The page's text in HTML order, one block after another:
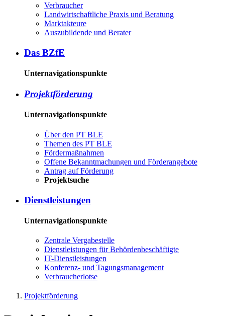
Ver­brau­cher
Land­wirtschaft­liche Pra­xis und Be­ra­tung
Mark­tak­teu­re
Aus­zu­bil­den­de und Be­ra­ter
Das BZ­fE
Unternavigationspunkte
Pro­jekt­för­de­rung
Unternavigationspunkte
Über den PT BLE
The­men des PT BLE
För­der­maß­nah­men
Of­fe­ne Be­kannt­ma­chun­gen und För­der­an­ge­bo­te
An­trag auf För­de­rung
Pro­jekt­su­che
Dienst­leis­tun­gen
Unternavigationspunkte
Zen­tra­le Ver­ga­be­stel­le
Dienst­leis­tun­gen für Be­hör­den­be­schäf­tig­te
IT-Dienst­leis­tun­gen
Kon­fe­renz- und Tagungs­management
Ver­brau­cher­lot­se
Projektförderung